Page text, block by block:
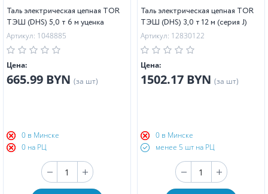
Таль электрическая цепная TOR
ТЭШ (DHS) 5,0 т 6 м уценка
Артикул: 1048885
Цена:
665.99 BYN (за шт)
0 в Минске
0 на РЦ
Таль электрическая цепная TOR
ТЭШ (DHS) 3,0 т 12 м (серия J)
Артикул: 12830122
Цена:
1502.17 BYN (за шт)
0 в Минске
менее 5 шт на РЦ